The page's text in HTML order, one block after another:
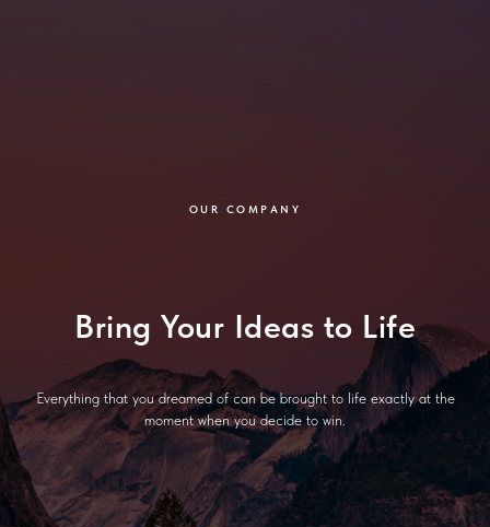
OUR COMPANY
Bring Your Ideas to Life
Everything that you dreamed of can be brought to life exactly at the
moment when you decide to win.